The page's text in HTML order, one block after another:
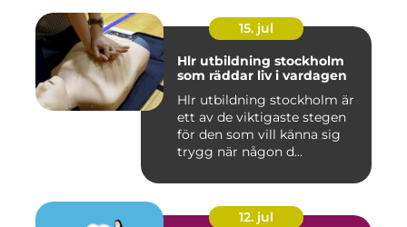
15. jul
Hlr utbildning stockholm
som räddar liv i vardagen
Hlr utbildning stockholm är
ett av de viktigaste stegen
för den som vill känna sig
trygg när någon d...
12. jul